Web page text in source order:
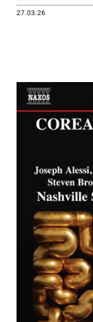
27.03.26